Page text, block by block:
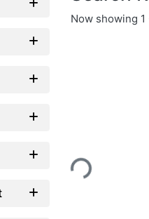
Now showing 1
Loading...